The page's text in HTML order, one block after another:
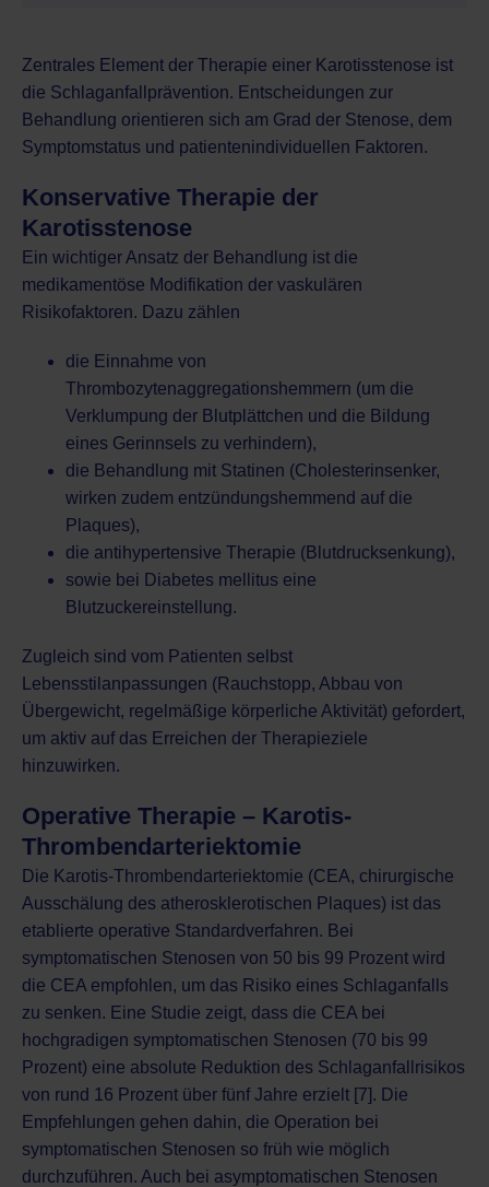
Zentrales Element der Therapie einer Karotisstenose ist
die Schlaganfallprävention. Entscheidungen zur
Behandlung orientieren sich am Grad der Stenose, dem
Symptomstatus und patientenindividuellen Faktoren.
Konservative Therapie der
Karotisstenose
Ein wichtiger Ansatz der Behandlung ist die
medikamentöse Modifikation der vaskulären
Risikofaktoren. Dazu zählen
die Einnahme von
Thrombozytenaggregationshemmern (um die
Verklumpung der Blutplättchen und die Bildung
eines Gerinnsels zu verhindern),
die Behandlung mit Statinen (Cholesterinsenker,
wirken zudem entzündungshemmend auf die
Plaques),
die antihypertensive Therapie (Blutdrucksenkung),
sowie bei Diabetes mellitus eine
Blutzuckereinstellung.
Zugleich sind vom Patienten selbst
Lebensstilanpassungen (Rauchstopp, Abbau von
Übergewicht, regelmäßige körperliche Aktivität) gefordert,
um aktiv auf das Erreichen der Therapieziele
hinzuwirken.
Operative Therapie – Karotis-
Thrombendarteriektomie
Die Karotis-Thrombendarteriektomie (CEA, chirurgische
Ausschälung des atherosklerotischen Plaques) ist das
etablierte operative Standardverfahren. Bei
symptomatischen Stenosen von 50 bis 99 Prozent wird
die CEA empfohlen, um das Risiko eines Schlaganfalls
zu senken. Eine Studie zeigt, dass die CEA bei
hochgradigen symptomatischen Stenosen (70 bis 99
Prozent) eine absolute Reduktion des Schlaganfallrisikos
von rund 16 Prozent über fünf Jahre erzielt [7]. Die
Empfehlungen gehen dahin, die Operation bei
symptomatischen Stenosen so früh wie möglich
durchzuführen. Auch bei asymptomatischen Stenosen